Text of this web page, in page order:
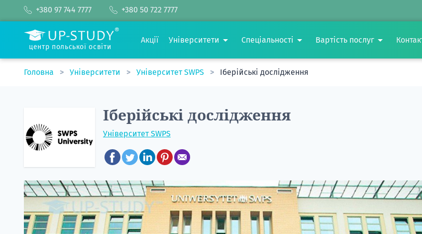
+380 97 744 7777 +380 50 722 7777
центр польської освіти
Акції Університети Спеціальності Вартість послуг
Головна Університети Університет SWPS Іберійські дослідження
Іберійські дослідження
Університет SWPS